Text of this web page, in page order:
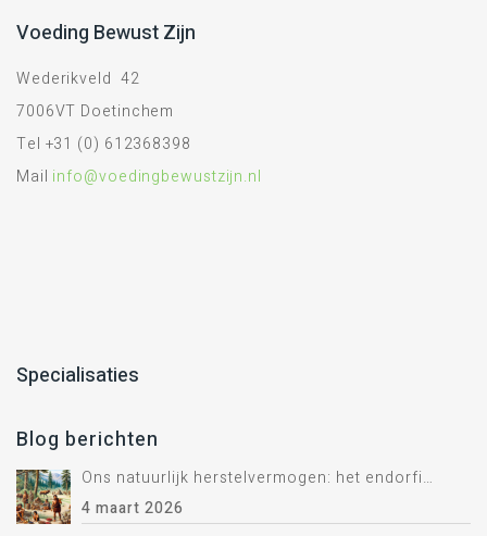
Voeding Bewust Zijn
Wederikveld 42
7006VT Doetinchem
Tel +31 (0) 612368398
Mail info@voedingbewustzijn.nl
Specialisaties
Blog berichten
Ons natuurlijk herstelvermogen: het endorfine systeem.
4 maart 2026